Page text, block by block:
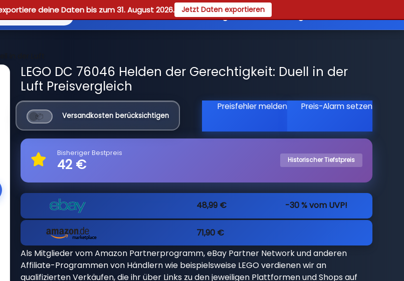
deine Daten bis zum 31. August 2026. Jetzt Daten exportieren
Reviews Guides Registrieren
in der Luft
LEGO DC 76046 Helden der Gerechtigkeit: Duell in der
Luft Preisvergleich
Versandkosten berücksichtigen
Preisfehler melden Preis-Alarm setzen
Bisheriger Bestpreis
42 € Historischer Tiefstpreis
48,99 € -30 % vom UVP!
71,90 €
Als Mitglieder vom Amazon Partnerprogramm, eBay Partner Network und anderen
Affiliate-Programmen von Händlern wie beispielsweise LEGO verdienen wir an
qualifizierten Verkäufen, die ihr über Links zu den jeweiligen Plattformen und Shops auf